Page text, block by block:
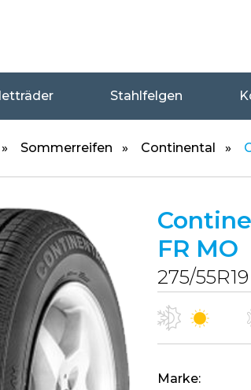
Stahlfelgen
Sommerreifen Continental
FR MO
275/55R19
Marke